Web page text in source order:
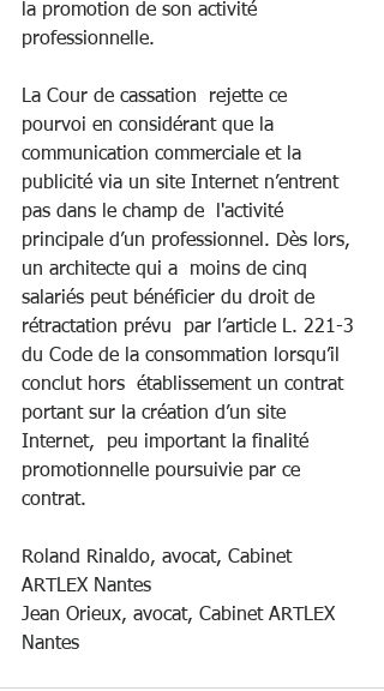
la promotion de son activité
professionnelle.
La Cour de cassation  rejette ce
pourvoi en considérant que la
communication commerciale et la
publicité via un site Internet n’entrent
pas dans le champ de  l'activité
principale d’un professionnel. Dès lors,
un architecte qui a  moins de cinq
salariés peut bénéficier du droit de
rétractation prévu  par l’article L. 221-3
du Code de la consommation lorsqu’il
conclut hors  établissement un contrat
portant sur la création d’un site
Internet,  peu important la finalité
promotionnelle poursuivie par ce
contrat.
Roland Rinaldo, avocat, Cabinet
ARTLEX Nantes
Jean Orieux, avocat, Cabinet ARTLEX
Nantes